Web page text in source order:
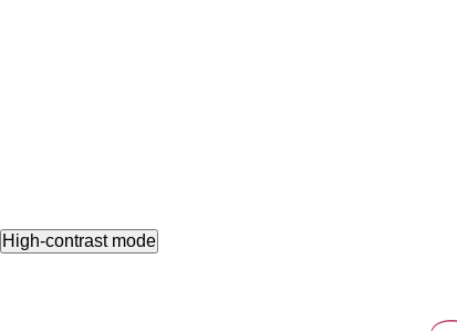
High-contrast mode